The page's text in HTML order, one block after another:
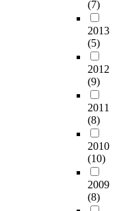
(7)
2013
(5)
2012
(9)
2011
(8)
2010
(10)
2009
(8)